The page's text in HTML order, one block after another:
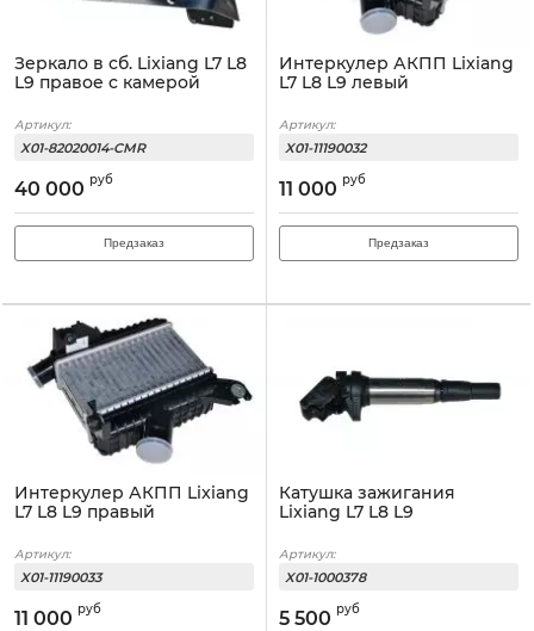
Зеркало в сб. Lixiang L7 L8
L9 правое с камерой
Артикул:
X01-82020014-CMR
40 000 руб
Предзаказ
Интеркулер АКПП Lixiang
L7 L8 L9 левый
Артикул:
X01-11190032
11 000 руб
Предзаказ
Интеркулер АКПП Lixiang
L7 L8 L9 правый
Артикул:
X01-11190033
11 000 руб
Катушка зажигания
Lixiang L7 L8 L9
Артикул:
X01-1000378
5 500 руб